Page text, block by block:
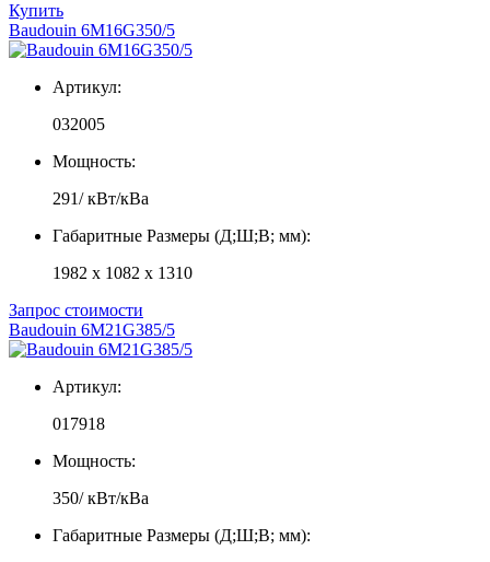
Купить
Baudouin 6M16G350/5
Артикул:
032005
Мощность:
291/ кВт/кВа
Габаритные Размеры (Д;Ш;В; мм):
1982 x 1082 x 1310
Запрос стоимости
Baudouin 6M21G385/5
Артикул:
017918
Мощность:
350/ кВт/кВа
Габаритные Размеры (Д;Ш;В; мм):